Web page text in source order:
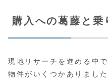
購入への葛藤と乗
現地リサーチを進める中
物件がいくつかありました